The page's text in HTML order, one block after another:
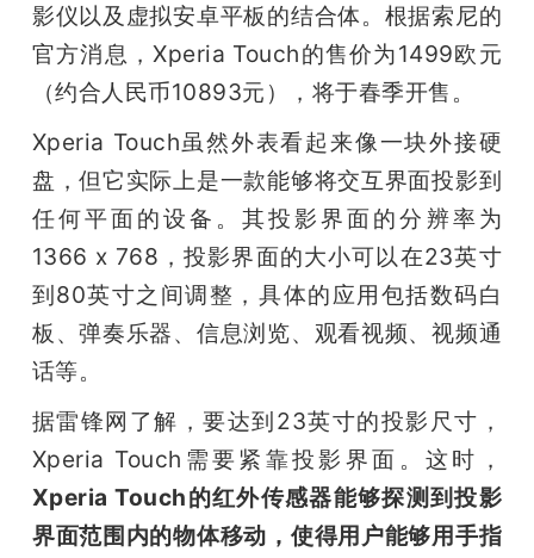
心
专
题
爱
搞
影仪以及虚拟安卓平板的结合体。根据索尼的
官方消息，Xperia Touch的售价为1499欧元
（约合人民币10893元），将于春季开售。
Xperia Touch虽然外表看起来像一块外接硬
盘，但它实际上是一款能够将交互界面投影到
任何平面的设备。其投影界面的分辨率为
1366 x 768，投影界面的大小可以在23英寸
到80英寸之间调整，具体的应用包括数码白
板、弹奏乐器、信息浏览、观看视频、视频通
话等。
据雷锋网了解，要达到23英寸的投影尺寸，
Xperia Touch需要紧靠投影界面。这时，
Xperia Touch的红外传感器能够探测到投影
界面范围内的物体移动，使得用户能够用手指